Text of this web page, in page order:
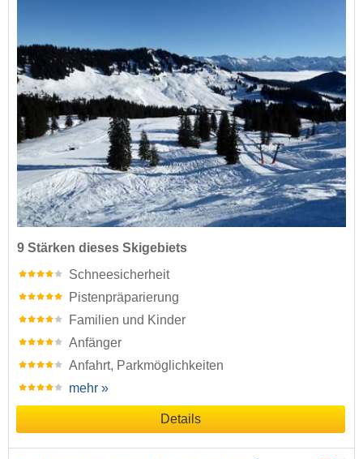
9 Stärken dieses Skigebiets
Schneesicherheit
Pistenpräparierung
Familien und Kinder
Anfänger
Anfahrt, Parkmöglichkeiten
mehr »
Details